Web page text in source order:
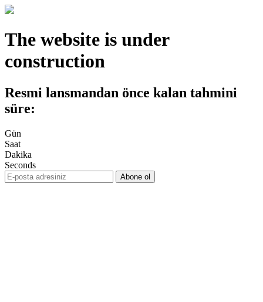
The website is under
construction
Resmi lansmandan önce kalan tahmini
süre:
Gün
Saat
Dakika
Seconds